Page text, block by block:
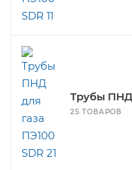
Трубы ПНД
25 ТОВАРОВ